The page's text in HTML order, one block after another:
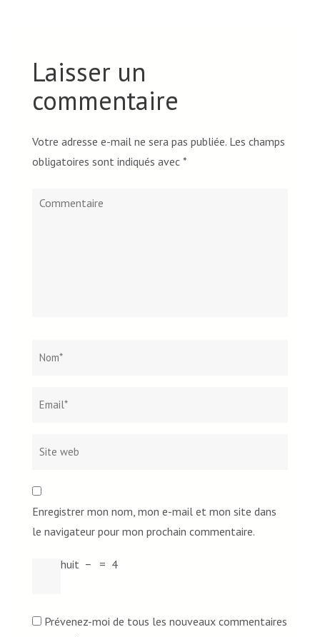
Laisser un
commentaire
Votre adresse e-mail ne sera pas publiée. Les champs
obligatoires sont indiqués avec *
Commentaire
Enregistrer mon nom, mon e-mail et mon site dans
le navigateur pour mon prochain commentaire.
huit − = 4
Prévenez-moi de tous les nouveaux commentaires